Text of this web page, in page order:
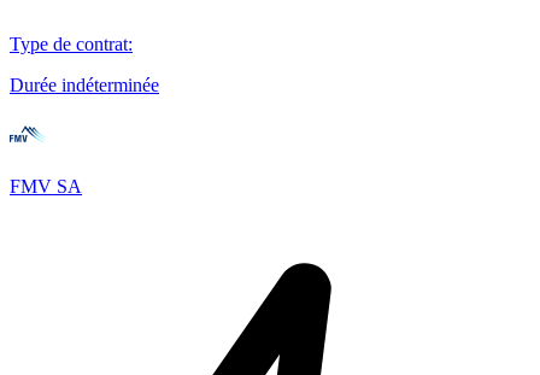
Type de contrat:
Durée indéterminée
FMV SA